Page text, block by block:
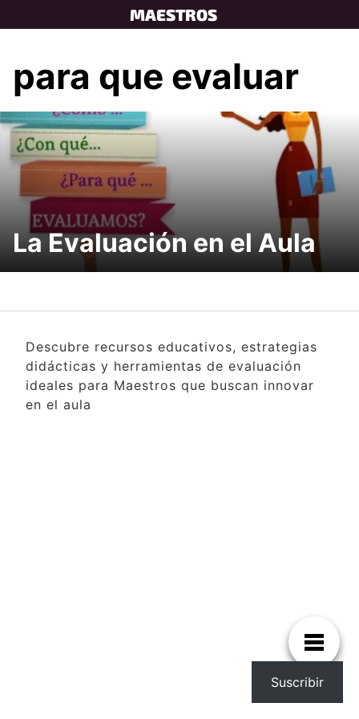
to
MAESTROS
para que evaluar
La Evaluación en el Aula
Descubre recursos educativos, estrategias
didácticas y herramientas de evaluación
ideales para Maestros que buscan innovar
en el aula
Suscribir